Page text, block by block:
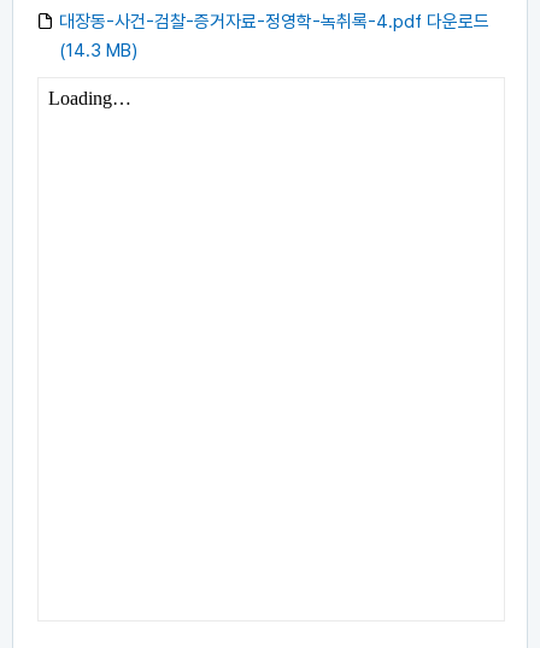
대장동-사건-검찰-증거자료-정영학-녹취록-4.pdf 다운로드
(14.3 MB)